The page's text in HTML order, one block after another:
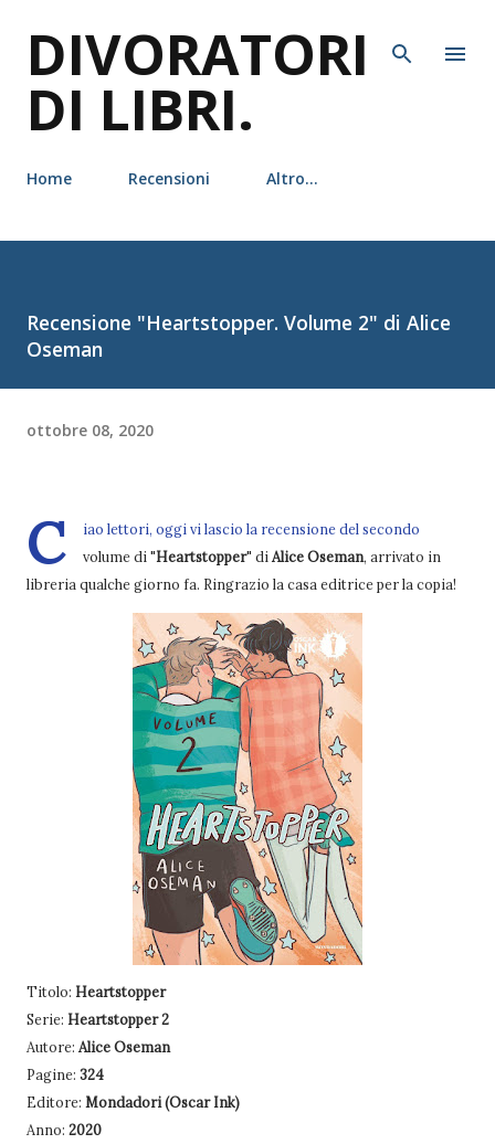
DIVORATORI
DI LIBRI.
Home Recensioni Altro…
Recensione "Heartstopper. Volume 2" di Alice
Oseman
ottobre 08, 2020
C
iao lettori, oggi vi lascio la recensione del secondo
volume di "Heartstopper" di Alice Oseman, arrivato in
libreria qualche giorno fa. Ringrazio la casa editrice per la copia!
Titolo: Heartstopper
Serie: Heartstopper 2
Autore: Alice Oseman
Pagine: 324
Editore: Mondadori (Oscar Ink)
Anno: 2020